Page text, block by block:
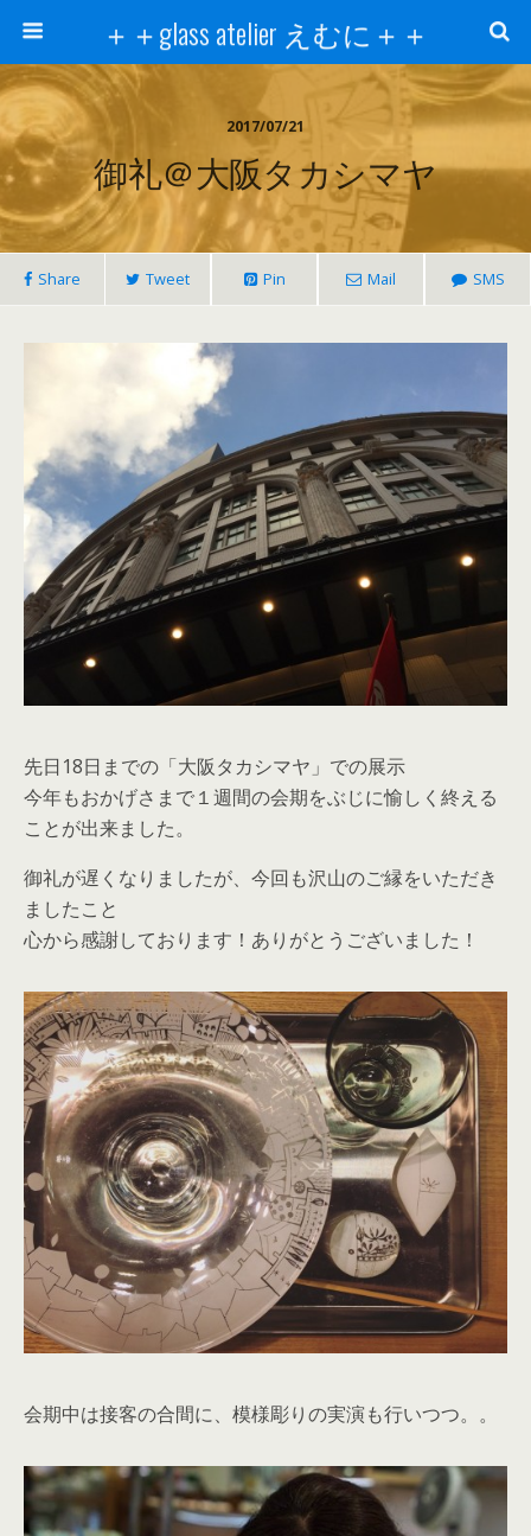
＋＋glass atelier えむに＋＋
2017/07/21
御礼＠大阪タカシマヤ
Share Tweet Pin Mail SMS
先日18日までの「大阪タカシマヤ」での展示
今年もおかげさまで１週間の会期をぶじに愉しく終える
ことが出来ました。
御礼が遅くなりましたが、今回も沢山のご縁をいただき
ましたこと
心から感謝しております！ありがとうございました！
会期中は接客の合間に、模様彫りの実演も行いつつ。。